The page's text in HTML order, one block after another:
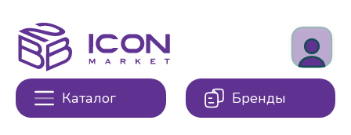
Каталог Бренды